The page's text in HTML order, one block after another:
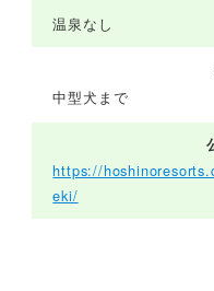
温泉なし
中型犬まで
https://
eki/